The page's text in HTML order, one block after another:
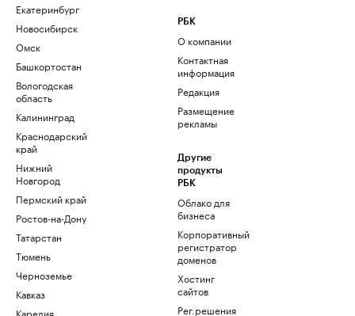
Екатеринбург
Новосибирск
Омск
Башкортостан
Вологодская
область
Калининград
Краснодарский
край
Нижний
Новгород
Пермский край
Ростов-на-Дону
Татарстан
Тюмень
Черноземье
Кавказ
Карелия
РБК
О компании
Контактная
информация
Редакция
Размещение
рекламы
Другие
продукты
РБК
Облако для
бизнеса
Корпоративный
регистратор
доменов
Хостинг
сайтов
Рег.решения